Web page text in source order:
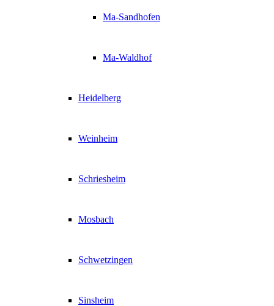
Ma-Sandhofen
Ma-Waldhof
Heidelberg
Weinheim
Schriesheim
Mosbach
Schwetzingen
Sinsheim